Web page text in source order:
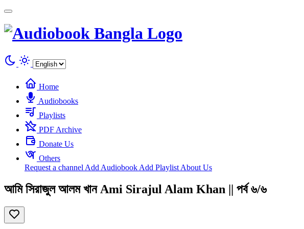
Home
Audiobooks
Playlists
PDF Archive
Donate Us
Others
Request a channel Add Audiobook Add Playlist About Us
আমি সিরাজুল আলম খান Ami Sirajul Alam Khan || পর্ব ৬/৬